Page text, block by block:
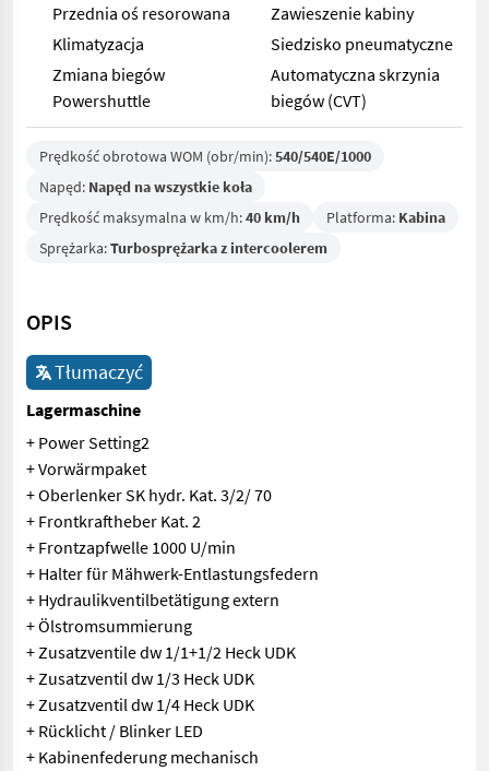
Przednia oś resorowana
Zawieszenie kabiny
Klimatyzacja
Siedzisko pneumatyczne
Zmiana biegów
Powershuttle
Automatyczna skrzynia
biegów (CVT)
Prędkość obrotowa WOM (obr/min):540/540E/1000
Napęd: Napęd na wszystkie koła
Prędkość maksymalna w km/h:40 km/h Platforma: Kabina
Sprężarka:Turbosprężarka z intercoolerem
OPIS
Tłumaczyć
Lagermaschine
+ Power Setting2
+ Vorwärmpaket
+ Oberlenker SK hydr. Kat. 3/2/ 70
+ Frontkraftheber Kat. 2
+ Frontzapfwelle 1000 U/min
+ Halter für Mähwerk-Entlastungsfedern
+ Hydraulikventilbetätigung extern
+ Ölstromsummierung
+ Zusatzventile dw 1/1+1/2 Heck UDK
+ Zusatzventil dw 1/3 Heck UDK
+ Zusatzventil dw 1/4 Heck UDK
+ Rücklicht / Blinker LED
+ Kabinenfederung mechanisch